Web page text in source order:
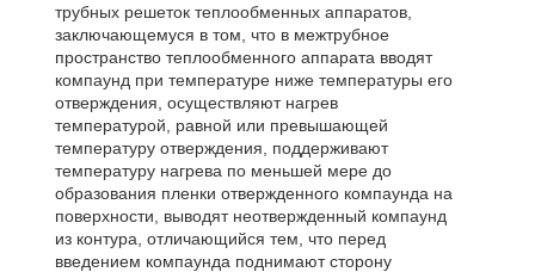
трубных решеток теплообменных аппаратов,
заключающемуся в том, что в межтрубное
пространство теплообменного аппарата вводят
компаунд при температуре ниже температуры его
отверждения, осуществляют нагрев
температурой, равной или превышающей
температуру отверждения, поддерживают
температуру нагрева по меньшей мере до
образования пленки отвержденного компаунда на
поверхности, выводят неотвержденный компаунд
из контура, отличающийся тем, что перед
введением компаунда поднимают сторону